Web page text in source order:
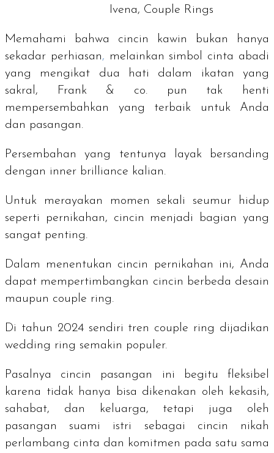
Ivena, Couple Rings
Memahami bahwa cincin kawin bukan hanya
sekadar perhiasan, melainkan simbol cinta abadi
yang mengikat dua hati dalam ikatan yang
sakral, Frank & co. pun tak henti
mempersembahkan yang terbaik untuk Anda
dan pasangan.
Persembahan yang tentunya layak bersanding
dengan inner brilliance kalian.
Untuk merayakan momen sekali seumur hidup
seperti pernikahan, cincin menjadi bagian yang
sangat penting.
Dalam menentukan cincin pernikahan ini, Anda
dapat mempertimbangkan cincin berbeda desain
maupun couple ring.
Di tahun 2024 sendiri tren couple ring dijadikan
wedding ring semakin populer.
Pasalnya cincin pasangan ini begitu fleksibel
karena tidak hanya bisa dikenakan oleh kekasih,
sahabat, dan keluarga, tetapi juga oleh
pasangan suami istri sebagai cincin nikah
perlambang cinta dan komitmen pada satu sama